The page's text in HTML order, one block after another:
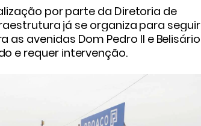
por parte da Diretoria de
já se organiza para seguir
avenidas Dom Pedro II e Belisário
e requer intervenção.